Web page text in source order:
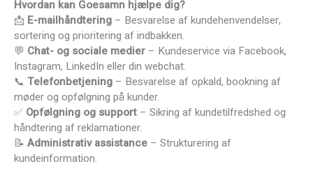
Hvordan kan Goesamn hjælpe dig?
📩 E-mailhåndtering – Besvarelse af kundehenvendelser,
sortering og prioritering af indbakken.
💬 Chat- og sociale medier – Kundeservice via Facebook,
Instagram, LinkedIn eller din webchat.
📞 Telefonbetjening – Besvarelse af opkald, bookning af
møder og opfølgning på kunder.
✅ Opfølgning og support – Sikring af kundetilfredshed og
håndtering af reklamationer.
📝 Administrativ assistance – Strukturering af
kundeinformation.